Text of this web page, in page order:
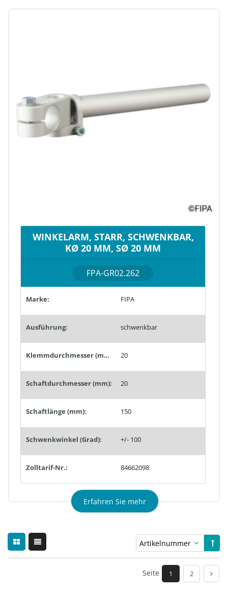
WINKELARM, STARR, SCHWENKBAR,
KØ 20 MM, SØ 20 MM
FPA-GR02.262
Marke: FIPA
Ausführung: schwenkbar
Klemmdurchmesser (mm): 20
Schaftdurchmesser (mm): 20
Schaftlänge (mm): 150
Schwenkwinkel (Grad): +/- 100
Zolltarif-Nr.: 84662098
Erfahren Sie mehr
Seite 1 2